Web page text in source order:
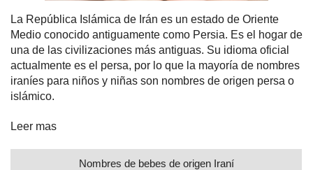
Calculadoras
Nombres
La República Islámica de Irán es un estado de Oriente
Medio conocido antiguamente como Persia. Es el hogar de
una de las civilizaciones más antiguas. Su idioma oficial
actualmente es el persa, por lo que la mayoría de nombres
iraníes para niños y niñas son nombres de origen persa o
islámico.
Leer mas
Nombres de bebes de origen Iraní